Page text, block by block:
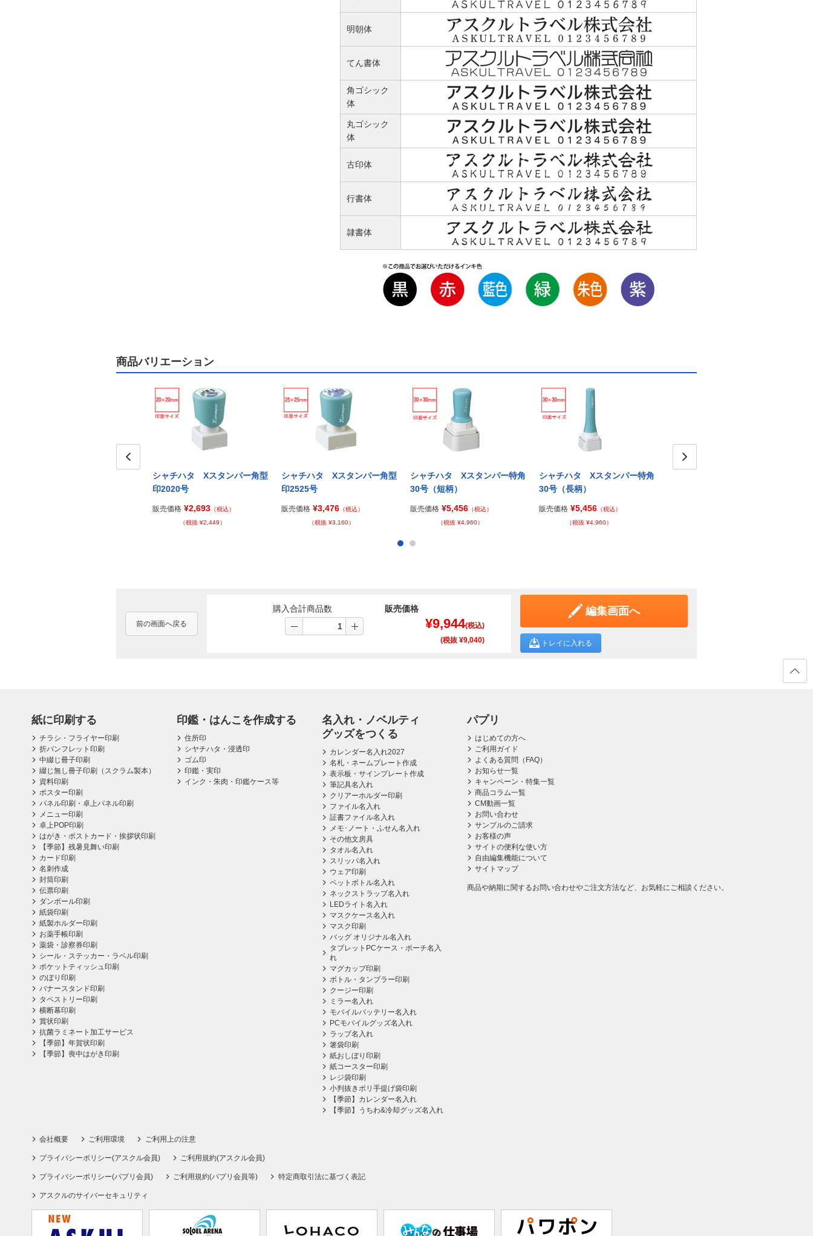
明朝体
てん書体
角ゴシック
体
丸ゴシック
体
古印体
行書体
隷書体
商品バリエーション
シャチハタ Xスタンパー角型
印2020号
販売価格 ¥2,693 （税込）
（税抜 ¥2,449）
シャチハタ Xスタンパー角型
印2525号
販売価格 ¥3,476 （税込）
（税抜 ¥3,160）
シャチハタ Xスタンパー特角
30号（短柄）
販売価格 ¥5,456 （税込）
（税抜 ¥4,960）
シャチハタ Xスタンパー特角
30号（長柄）
販売価格 ¥5,456 （税込）
（税抜 ¥4,960）
前の画面へ戻る
購入合計商品数 販売価格
¥9,944(税込)
(税抜 ¥9,040)
編集画面へ
トレイに入れる
紙に印刷する
チラシ・フライヤー印刷
折パンフレット印刷
中綴じ冊子印刷
綴じ無し冊子印刷（スクラム製本）
資料印刷
ポスター印刷
パネル印刷・卓上パネル印刷
メニュー印刷
卓上POP印刷
はがき・ポストカード・挨拶状印刷
【季節】残暑見舞い印刷
カード印刷
名刺作成
封筒印刷
伝票印刷
ダンボール印刷
紙袋印刷
紙製ホルダー印刷
お薬手帳印刷
薬袋・診察券印刷
シール・ステッカー・ラベル印刷
ポケットティッシュ印刷
のぼり印刷
バナースタンド印刷
タペストリー印刷
横断幕印刷
賞状印刷
抗菌ラミネート加工サービス
【季節】年賀状印刷
【季節】喪中はがき印刷
印鑑・はんこを作成する
住所印
シヤチハタ・浸透印
ゴム印
印鑑・実印
インク・朱肉・印鑑ケース等
名入れ・ノベルティ
グッズをつくる
カレンダー名入れ2027
名札・ネームプレート作成
表示板・サインプレート作成
筆記具名入れ
クリアーホルダー印刷
ファイル名入れ
証書ファイル名入れ
メモ･ノート・ふせん名入れ
その他文房具
タオル名入れ
スリッパ名入れ
ウェア印刷
ペットボトル名入れ
ネックストラップ名入れ
LEDライト名入れ
マスクケース名入れ
マスク印刷
バッグ オリジナル名入れ
タブレットPCケース・ポーチ名入
れ
マグカップ印刷
ボトル・タンブラー印刷
クージー印刷
ミラー名入れ
モバイルバッテリー名入れ
PCモバイルグッズ名入れ
ラップ名入れ
箸袋印刷
紙おしぼり印刷
紙コースター印刷
レジ袋印刷
小判抜きポリ手提げ袋印刷
【季節】カレンダー名入れ
【季節】うちわ&冷却グッズ名入れ
パプリ
はじめての方へ
ご利用ガイド
よくある質問（FAQ）
お知らせ一覧
キャンペーン・特集一覧
商品コラム一覧
CM動画一覧
お問い合わせ
サンプルのご請求
お客様の声
サイトの便利な使い方
自由編集機能について
サイトマップ
商品や納期に関するお問い合わせやご注文方法など、お気軽にご相談ください。
会社概要 ご利用環境 ご利用上の注意
プライバシーポリシー(アスクル会員) ご利用規約(アスクル会員)
プライバシーポリシー(パプリ会員) ご利用規約(パプリ会員等) 特定商取引法に基づく表記
アスクルのサイバーセキュリティ